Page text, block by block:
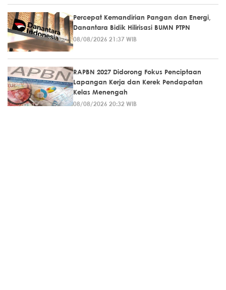
Percepat Kemandirian Pangan dan Energi,
Danantara Bidik Hilirisasi BUMN PTPN
08/08/2026 21:37 WIB
RAPBN 2027 Didorong Fokus Penciptaan
Lapangan Kerja dan Kerek Pendapatan
Kelas Menengah
08/08/2026 20:32 WIB